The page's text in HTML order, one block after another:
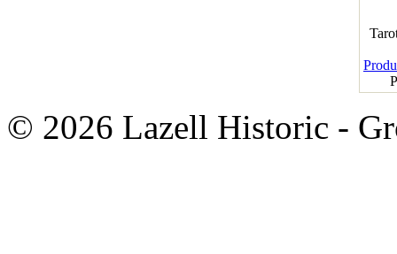
© 2026 Lazell Historic -